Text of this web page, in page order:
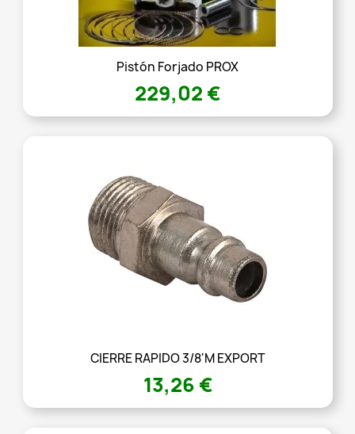
Pistón Forjado PROX
229,02 €
CIERRE RAPIDO 3/8'M EXPORT
13,26 €